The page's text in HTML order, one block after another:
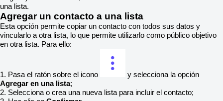
una lista.
Agregar un contacto a una lista
Esta opción permite copiar un contacto con todos sus datos y
vincularlo a otra lista, lo que permite utilizarlo como público objetivo
en otra lista. Para ello:
1. Pasa el ratón sobre el icono
y selecciona la opción
Agregar en una lista;
2. Selecciona o crea una nueva lista para incluir el contacto;